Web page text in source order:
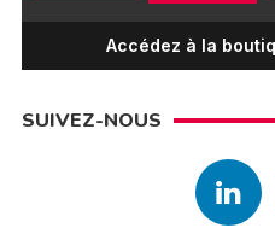
Accédez à la
SUIVEZ-NOUS